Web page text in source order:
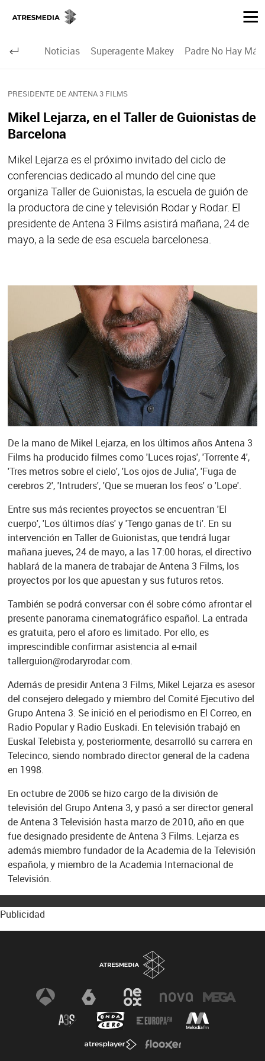
Noticias Superagente Makey Padre No Hay
PRESIDENTE DE ANTENA 3 FILMS
Mikel Lejarza, en el Taller de Guionistas de
Barcelona
Mikel Lejarza es el próximo invitado del ciclo de
conferencias dedicado al mundo del cine que
organiza Taller de Guionistas, la escuela de guión de
la productora de cine y televisión Rodar y Rodar. El
presidente de Antena 3 Films asistirá mañana, 24 de
mayo, a la sede de esa escuela barcelonesa.
De la mano de Mikel Lejarza, en los últimos años Antena 3
Films ha producido filmes como 'Luces rojas', 'Torrente 4',
'Tres metros sobre el cielo', 'Los ojos de Julia', 'Fuga de
cerebros 2', 'Intruders', 'Que se mueran los feos' o 'Lope'.
Entre sus más recientes proyectos se encuentran 'El
cuerpo', 'Los últimos días' y 'Tengo ganas de ti'. En su
intervención en Taller de Guionistas, que tendrá lugar
mañana jueves, 24 de mayo, a las 17:00 horas, el directivo
hablará de la manera de trabajar de Antena 3 Films, los
proyectos por los que apuestan y sus futuros retos.
También se podrá conversar con él sobre cómo afrontar el
presente panorama cinematográfico español. La entrada
es gratuita, pero el aforo es limitado. Por ello, es
imprescindible confirmar asistencia al e-mail
tallerguion@rodaryrodar.com.
Además de presidir Antena 3 Films, Mikel Lejarza es asesor
del consejero delegado y miembro del Comité Ejecutivo del
Grupo Antena 3. Se inició en el periodismo en El Correo, en
Radio Popular y Radio Euskadi. En televisión trabajó en
Euskal Telebista y, posteriormente, desarrolló su carrera en
Telecinco, siendo nombrado director general de la cadena
en 1998.
En octubre de 2006 se hizo cargo de la división de
televisión del Grupo Antena 3, y pasó a ser director general
de Antena 3 Televisión hasta marzo de 2010, año en que
fue designado presidente de Antena 3 Films. Lejarza es
además miembro fundador de la Academia de la Televisión
española, y miembro de la Academia Internacional de
Televisión.
Publicidad